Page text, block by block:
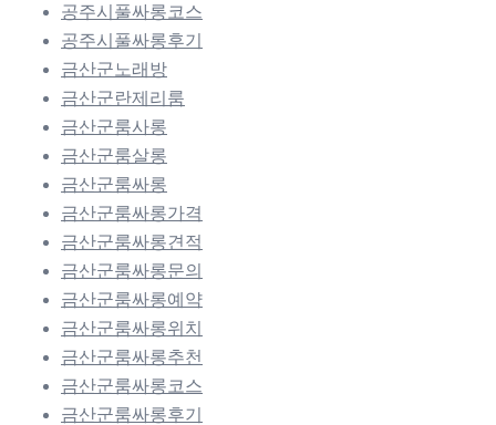
공주시풀싸롱코스
공주시풀싸롱후기
금산군노래방
금산군란제리룸
금산군룸사롱
금산군룸살롱
금산군룸싸롱
금산군룸싸롱가격
금산군룸싸롱견적
금산군룸싸롱문의
금산군룸싸롱예약
금산군룸싸롱위치
금산군룸싸롱추천
금산군룸싸롱코스
금산군룸싸롱후기